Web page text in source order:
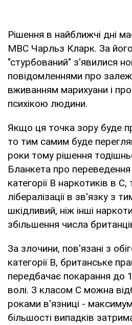
Рішення в найближчі дні
МВС Чарльз Кларк. За
"стурбований" з'явилися
повідомленнями про
вживанням марихуани і
психікою людини.
Якщо ця точка зору буде
то тим самим буде
роки тому рішення
Бланкета про
категорії В наркотиків в
лібералізації в зв'язку з
шкідливий, ніж інші
збільшення числа
За злочини, пов'язані з
категорії В, британське
передбачає покарання до
волі. З класом С можна
роками в'язниці -
більшості випадків